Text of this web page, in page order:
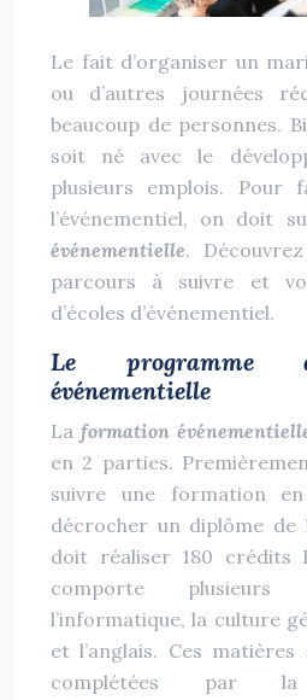
Le fait d’organiser un
ou d’autres journées
beaucoup de personnes.
soit né avec le
plusieurs emplois. Pour
l’événementiel, on doit
événementielle.
parcours à suivre et
d’écoles d’événementiel.
Le programme
événementielle
La formation
en 2 parties.
suivre une formation
décrocher un diplôme de
doit réaliser 180 crédits
comporte plusieurs
l’informatique, la culture
et l’anglais. Ces
complétées par la